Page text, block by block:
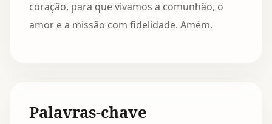
coração, para que vivamos a comunhão, o
amor e a missão com fidelidade. Amém.
Palavras-chave